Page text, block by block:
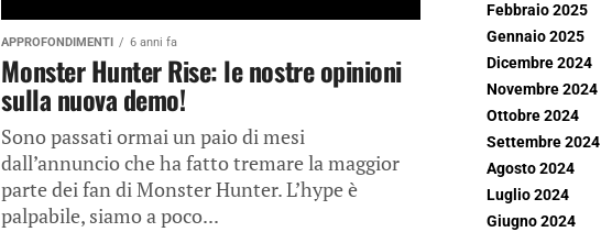
APPROFONDIMENTI 6 anni fa
Monster Hunter Rise: le nostre opinioni
sulla nuova demo!
Sono passati ormai un paio di mesi
dall’annuncio che ha fatto tremare la maggior
parte dei fan di Monster Hunter. L’hype è
palpabile, siamo a poco...
Febbraio 2025
Gennaio 2025
Dicembre 2024
Novembre 2024
Ottobre 2024
Settembre 2024
Agosto 2024
Luglio 2024
Giugno 2024